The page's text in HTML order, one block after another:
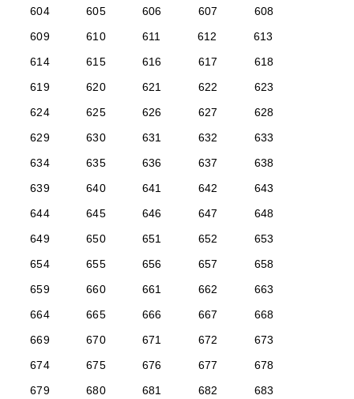
604
605 606 607
608
609
610 611 612
613
614
615 616 617
618
619
620 621 622
623
624
625 626 627
628
629
630 631 632
633
634
635 636 637
638
639
640 641 642
643
644
645 646 647
648
649
650 651 652
653
654
655 656 657
658
659
660 661 662
663
664
665 666 667
668
669
670 671 672
673
674
675 676 677
678
679
680 681 682
683